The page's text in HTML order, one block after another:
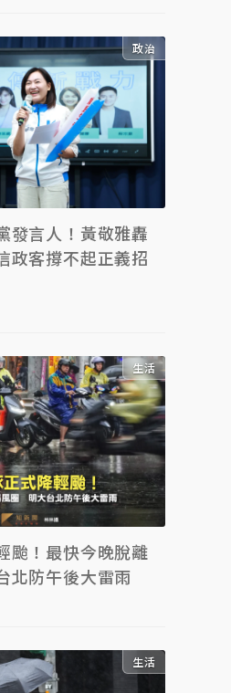
政治
發言人！黃敬雅轟
政客撐不起正義招
生活
颱！最快今晚脫離
防午後大雷雨
生活